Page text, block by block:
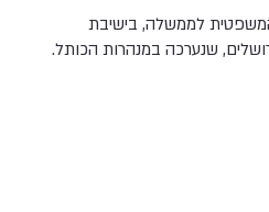
לממשלה, בישיבת
שנערכה במנהרות הכותל.